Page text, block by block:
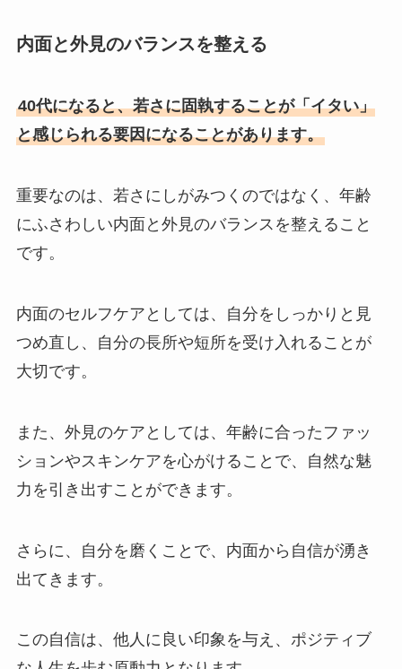
内面と外見のバランスを整える
40代になると、若さに固執することが「イタい」
と感じられる要因になることがあります。
重要なのは、若さにしがみつくのではなく、年齢
にふさわしい内面と外見のバランスを整えること
です。
内面のセルフケアとしては、自分をしっかりと見
つめ直し、自分の長所や短所を受け入れることが
大切です。
また、外見のケアとしては、年齢に合ったファッ
ションやスキンケアを心がけることで、自然な魅
力を引き出すことができます​。
さらに、自分を磨くことで、内面から自信が湧き
出てきます。
この自信は、他人に良い印象を与え、ポジティブ